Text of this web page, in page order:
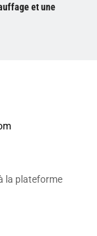
et une
la plateforme